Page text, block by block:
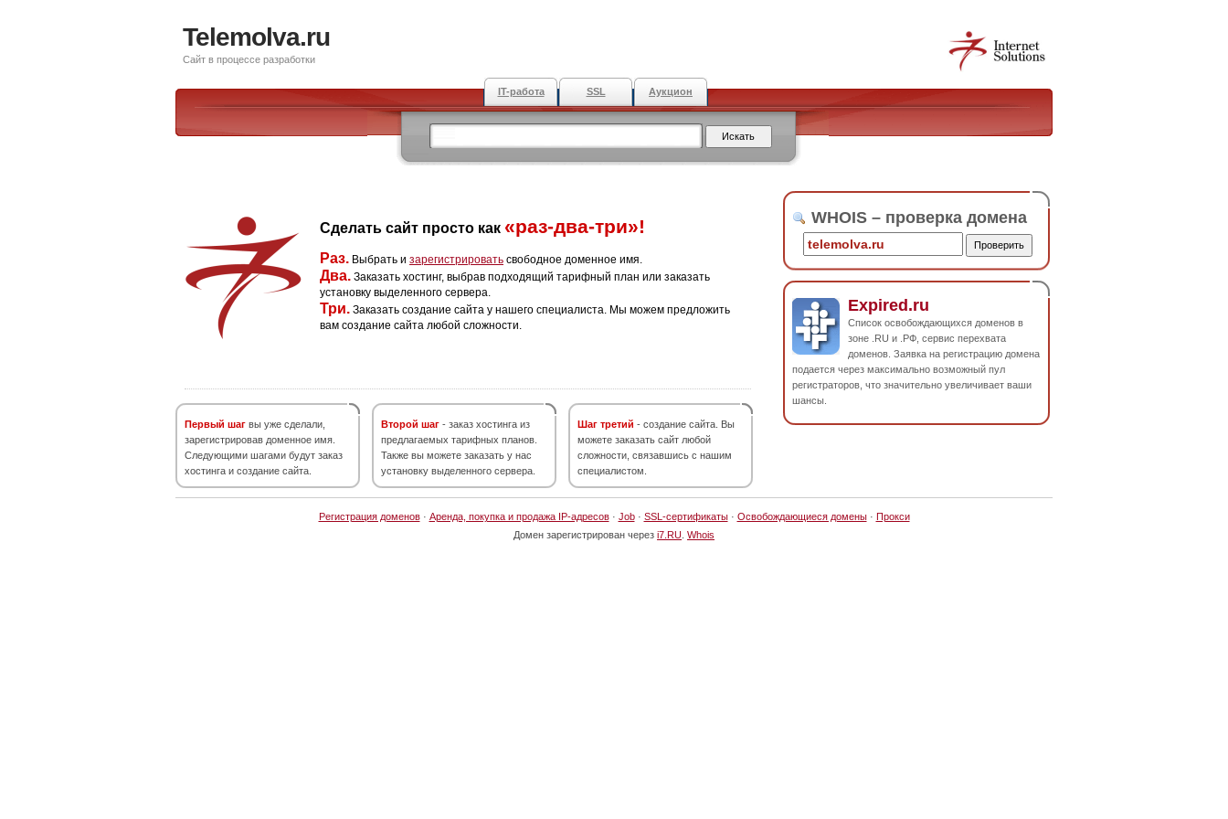
Telemolva.ru
Сайт в процессе разработки
IT-работа SSL Аукцион
Сделать сайт просто как «раз-два-три»!
Раз. Выбрать и зарегистрировать свободное доменное имя.
Два. Заказать хостинг, выбрав подходящий тарифный план или заказать
установку выделенного сервера.
Три. Заказать создание сайта у нашего специалиста. Мы можем предложить
вам создание сайта любой сложности.
Первый шаг вы уже сделали,
зарегистрировав доменное имя.
Следующими шагами будут заказ
хостинга и создание сайта.
Второй шаг - заказ хостинга из
предлагаемых тарифных планов.
Также вы можете заказать у нас
установку выделенного сервера.
Шаг третий - создание сайта. Вы
можете заказать сайт любой
сложности, связавшись с нашим
специалистом.
WHOIS – проверка домена
Expired.ru
Список освобождающихся доменов в
зоне .RU и .РФ, сервис перехвата
доменов. Заявка на регистрацию домена
подается через максимально возможный пул
регистраторов, что значительно увеличивает ваши
шансы.
Регистрация доменов· Аренда, покупка и продажа IP-адресов· Job· SSL-сертификаты· Освобождающиеся домены· Прокси
Домен зарегистрирован через i7.RU Whois